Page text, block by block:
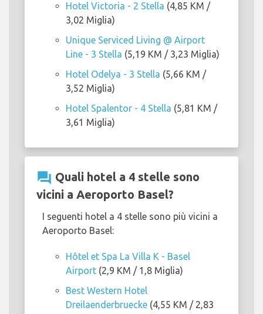
Hotel Victoria - 2 Stella (4,85 KM /
3,02 Miglia)
Unique Serviced Living @ Airport
Line - 3 Stella (5,19 KM / 3,23 Miglia)
Hotel Odelya - 3 Stella (5,66 KM /
3,52 Miglia)
Hotel Spalentor - 4 Stella (5,81 KM /
3,61 Miglia)
question_answer Quali hotel a 4 stelle sono
vicini a Aeroporto Basel?
I seguenti hotel a 4 stelle sono più vicini a
Aeroporto Basel:
Hôtel et Spa La Villa K - Basel
Airport (2,9 KM / 1,8 Miglia)
Best Western Hotel
Dreilaenderbruecke (4,55 KM / 2,83